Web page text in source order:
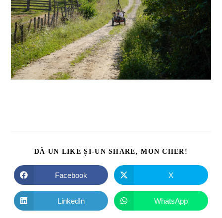
DĂ UN LIKE ȘI-UN SHARE, MON CHER!
Facebook X
LinkedIn WhatsApp